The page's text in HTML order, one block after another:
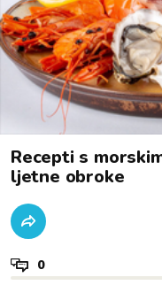
Recepti s
ljetne obroke
0